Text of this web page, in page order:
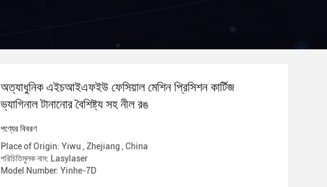
অত্যাধুনিক এইচআইএফইউ ফেসিয়াল মেশিন প্রিসিশন কার্টিজ
ভ্যাগিনাল টানানোর বৈশিষ্ট্য সহ নীল রঙ
পণ্যের বিবরণ
Place of Origin: Yiwu , Zhejiang , China
পরিচিতিমুলক নাম: Lasylaser
Model Number: Yinhe-7D